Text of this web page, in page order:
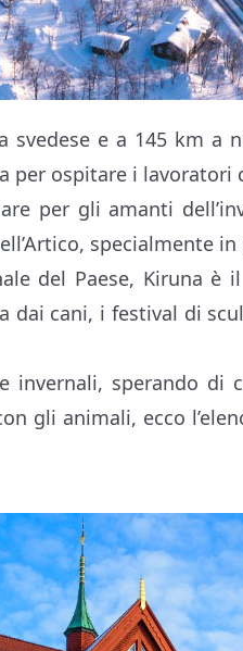
svedese e a 145 km a
ospitare i lavoratori
per gli amanti
specialmente
del Paese, Kiruna
cani, i festival di
invernali, sperando di
gli animali, ecco